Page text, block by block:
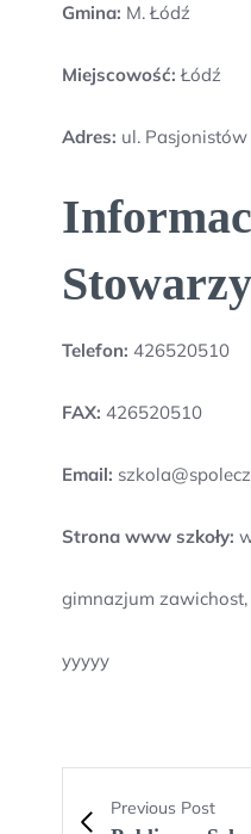
Gmina: M. Łódź
Miejscowość: Łódź
Adres: ul.
Telefon: 426520510
FAX: 426520510
Email:
Strona www szkoły:
gimnazjum zawichost,
yyyyy
Previous Post